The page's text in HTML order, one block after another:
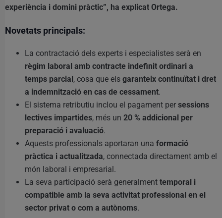
experiència i domini pràctic”, ha explicat Ortega.
Novetats principals:
La contractació dels experts i especialistes serà en
règim laboral amb contracte indefinit ordinari a
temps parcial , cosa que els garanteix continuïtat i dret
a indemnització en cas de cessament.
El sistema retributiu inclou el pagament per sessions
lectives impartides, més un 20 % addicional per
preparació i avaluació.
Aquests professionals aportaran una formació
pràctica i actualitzada, connectada directament amb el
món laboral i empresarial.
La seva participació serà generalment temporal i
compatible amb la seva activitat professional en el
sector privat o com a autònoms.